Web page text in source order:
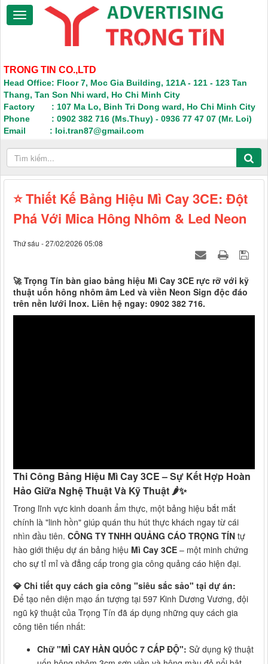
TRONG TIN CO.,LTD
Head Office: Floor 7, Moc Gia Building, 121A - 121 - 123 Tan
Thang, Tan Son Nhi ward, Ho Chi Minh City
Factory : 107 Ma Lo, Binh Tri Dong ward, Ho Chi Minh City
Phone : 0902 382 716 (Ms.Thuy) - 0936 77 47 07 (Mr. Loi)
Email : loi.tran87@gmail.com
⭐ Thiết Kế Bảng Hiệu Mì Cay 3CE: Đột
Phá Với Mica Hông Nhôm & Led Neon
Thứ sáu - 27/02/2026 05:08
🚀 Trọng Tín bàn giao bảng hiệu Mì Cay 3CE rực rỡ với kỹ
thuật uốn hông nhôm âm Led và viền Neon Sign độc đáo
trên nền lưới Inox. Liên hệ ngay: 0902 382 716.
Thi Công Bảng Hiệu Mì Cay 3CE – Sự Kết Hợp Hoàn
Hảo Giữa Nghệ Thuật Và Kỹ Thuật 🌶️✨
Trong lĩnh vực kinh doanh ẩm thực, một bảng hiệu bắt mắt
chính là "linh hồn" giúp quán thu hút thực khách ngay từ cái
nhìn đầu tiên. CÔNG TY TNHH QUẢNG CÁO TRỌNG TÍN tự
hào giới thiệu dự án bảng hiệu Mì Cay 3CE – một minh chứng
cho sự tỉ mỉ và đẳng cấp trong gia công quảng cáo hiện đại.
💎 Chi tiết quy cách gia công "siêu sắc sảo" tại dự án:
Để tạo nên diện mạo ấn tượng tại 597 Kinh Dương Vương, đội
ngũ kỹ thuật của Trọng Tín đã áp dụng những quy cách gia
công tiên tiến nhất:
Chữ "MÌ CAY HÀN QUỐC 7 CẤP ĐỘ": Sử dụng kỹ thuật